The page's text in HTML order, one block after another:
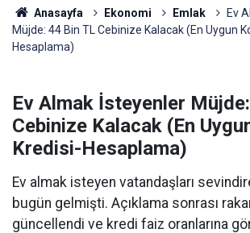
Anasayfa Ekonomi Emlak
Ev
Müjde: 44 Bin TL Cebinize Kalacak (En Uygun
Hesaplama)
Ev Almak İsteyenler
Cebinize Kalacak (En
Kredisi-Hesaplama)
Ev almak isteyen vatandaşları
bugün gelmişti. Açıklama sonrası
güncellendi ve kredi faiz oranlarına